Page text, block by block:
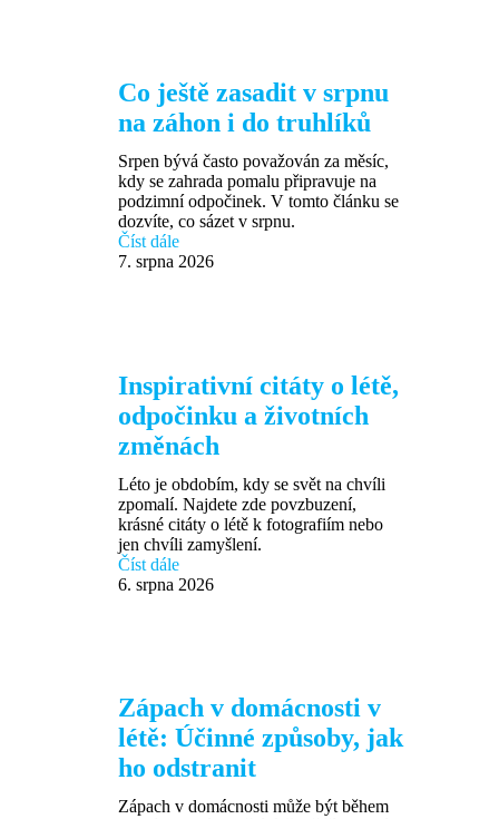
Co ještě zasadit v srpnu
na záhon i do truhlíků
Srpen bývá často považován za měsíc,
kdy se zahrada pomalu připravuje na
podzimní odpočinek. V tomto článku se
dozvíte, co sázet v srpnu.
Číst dále
7. srpna 2026
Inspirativní citáty o létě,
odpočinku a životních
změnách
Léto je obdobím, kdy se svět na chvíli
zpomalí. Najdete zde povzbuzení,
krásné citáty o létě k fotografiím nebo
jen chvíli zamyšlení.
Číst dále
6. srpna 2026
Zápach v domácnosti v
létě: Účinné způsoby, jak
ho odstranit
Zápach v domácnosti může být během